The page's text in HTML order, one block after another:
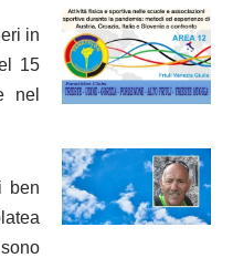
in
15
nel
ben